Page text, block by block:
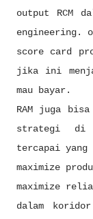
output RCM
engineering.
score card
jika ini
mau bayar.
RAM juga
strategi di
tercapai yang
maximize
maximize
dalam